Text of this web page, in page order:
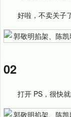
好啦，不卖关子
02
打开 PS，很快